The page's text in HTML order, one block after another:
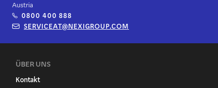
Austria
0800 400 888
SERVICEAT@NEXIGROUP.COM
ÜBER UNS
Kontakt